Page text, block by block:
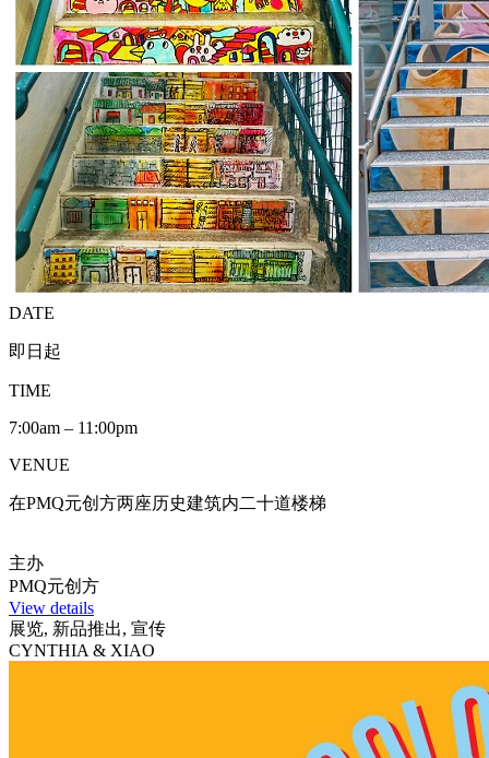
DATE
即日起
TIME
7:00am – 11:00pm
VENUE
在PMQ元创方两座历史建筑内二十道楼梯
主办
PMQ元创方
View details
展览, 新品推出, 宣传
CYNTHIA & XIAO